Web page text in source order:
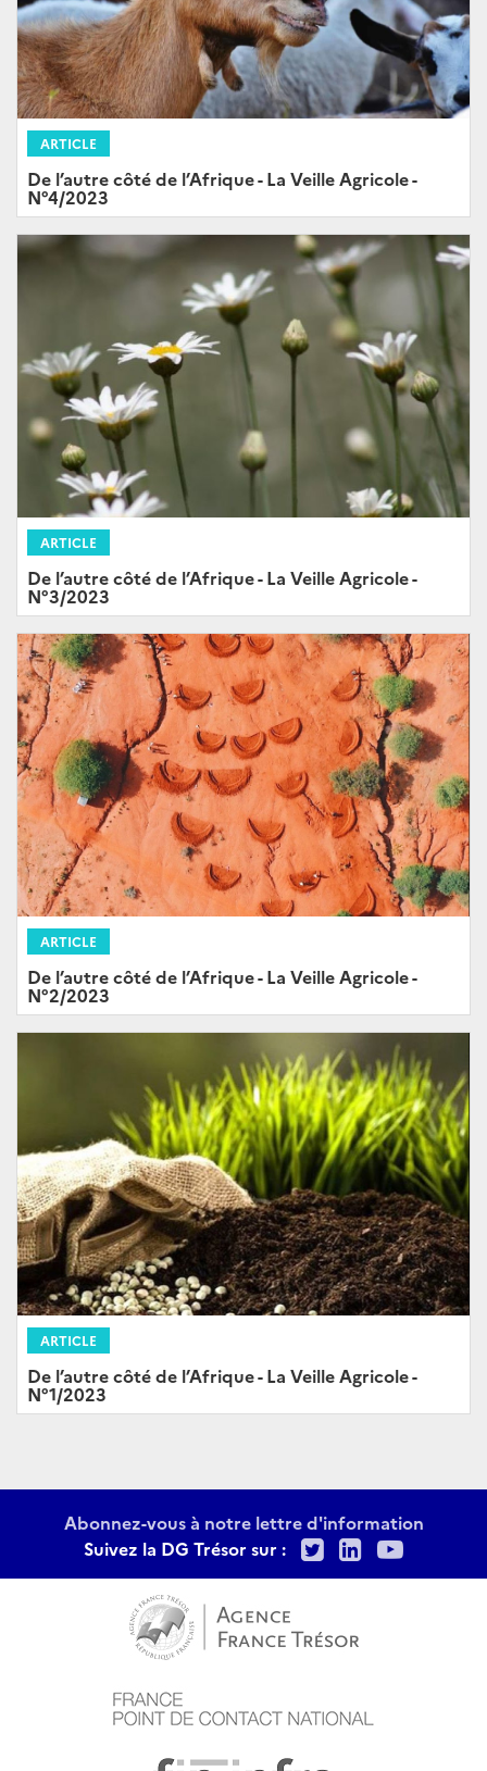
ARTICLE
De l’autre côté de l’Afrique - La Veille Agricole -
N°4/2023
ARTICLE
De l’autre côté de l’Afrique - La Veille Agricole -
N°3/2023
ARTICLE
De l’autre côté de l’Afrique - La Veille Agricole -
N°2/2023
ARTICLE
De l’autre côté de l’Afrique - La Veille Agricole -
N°1/2023
Abonnez-vous à notre lettre d'information
Suivez la DG Trésor sur :
TwitterLinkedIn